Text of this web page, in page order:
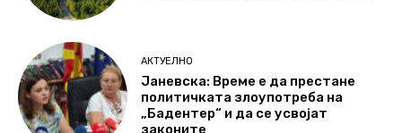
АКТУЕЛНО
Јаневска: Време е да престане
политичката злоупотреба на
„Бадентер“ и да се усвојат
законите